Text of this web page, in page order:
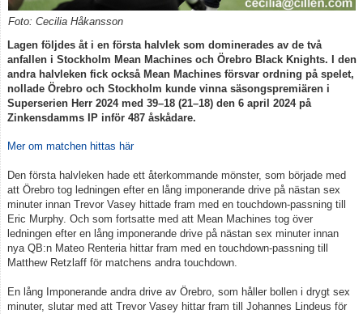
Foto: Cecilia Håkansson
Lagen följdes åt i en första halvlek som dominerades av de två
anfallen i Stockholm Mean Machines och Örebro Black Knights. I den
andra halvleken fick också Mean Machines försvar ordning på spelet,
nollade Örebro och Stockholm kunde vinna säsongspremiären i
Superserien Herr 2024 med 39–18 (21–18) den 6 april 2024 på
Zinkensdamms IP inför 487 åskådare.
Mer om matchen hittas här
Den första halvleken hade ett återkommande mönster, som började med
att Örebro tog ledningen efter en lång imponerande drive på nästan sex
minuter innan Trevor Vasey hittade fram med en touchdown-passning till
Eric Murphy. Och som fortsatte med att Mean Machines tog över
ledningen efter en lång imponerande drive på nästan sex minuter innan
nya QB:n Mateo Renteria hittar fram med en touchdown-passning till
Matthew Retzlaff för matchens andra touchdown.
En lång Imponerande andra drive av Örebro, som håller bollen i drygt sex
minuter, slutar med att Trevor Vasey hittar fram till Johannes Lindeus för